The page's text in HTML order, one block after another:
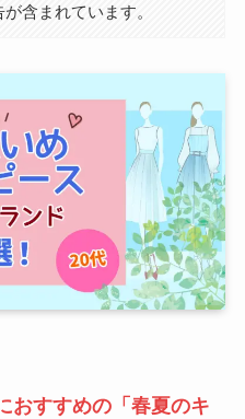
含まれています。
おすすめの「春夏のキ